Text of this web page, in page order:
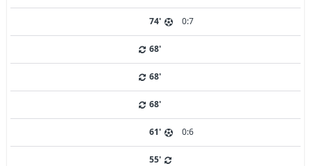
74' 0:7
68'
68'
68'
61' 0:6
55'